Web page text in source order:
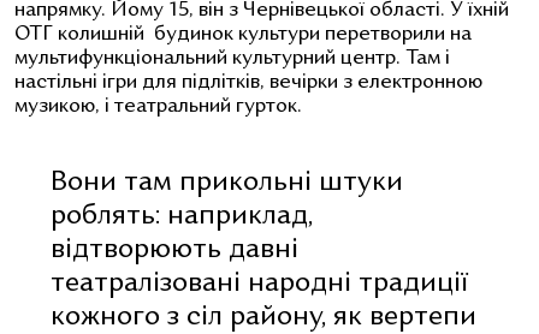
напрямку. Йому 15, він з Чернівецької області. У їхній
ОТГ колишній будинок культури перетворили на
мультифункціональний культурний центр. Там і
настільні ігри для підлітків, вечірки з електронною
музикою, і театральний гурток.
Вони там прикольні штуки
роблять: наприклад,
відтворюють давні
театралізовані народні традиції
кожного з сіл району, як вертепи